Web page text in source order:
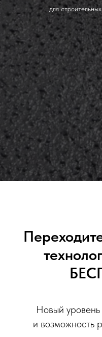
для
Новый
и возможность